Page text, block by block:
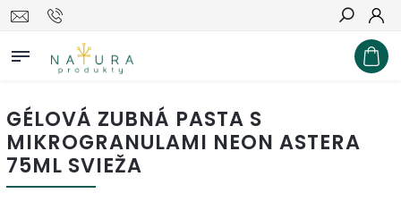
Hľadať
GÉLOVÁ ZUBNÁ PASTA S
MIKROGRANULAMI NEON ASTERA
75ML SVIEŽA